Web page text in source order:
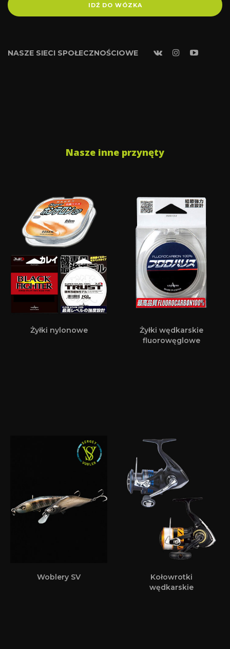
IDŹ DO WÓZKA
NASZE SIECI SPOŁECZNOŚCIOWE
Nasze inne przynęty
Żyłki nylonowe
Żyłki wędkarskie
fluorowęglowe
Woblery SV
Kołowrotki
wędkarskie